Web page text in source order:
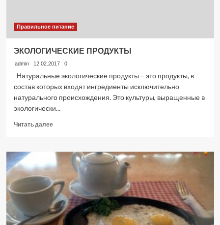
Правильное питание
ЭКОЛОГИЧЕСКИЕ ПРОДУКТЫ
admin 12.02.2017 0
Натуральные экологические продукты – это продукты, в
состав которых входят ингредиенты исключительно
натурального происхождения. Это культуры, выращенные в
экологически...
Читать далееПрочитать
ЭКОЛОГИЧЕСКИЕ
ПРОДУКТЫ